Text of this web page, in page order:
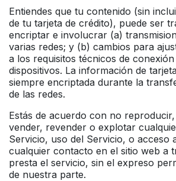
Entiendes que tu contenido (sin
de tu tarjeta de crédito), puede ser
encriptar e involucrar (a)
varias redes; y (b) cambios para
a los requisitos técnicos de
dispositivos. La información de
siempre encriptada durante la
de las redes.
Estás de acuerdo con no
vender, revender o explotar
Servicio, uso del Servicio, o acceso
cualquier contacto en el sitio web a
presta el servicio, sin el expreso
de nuestra parte.